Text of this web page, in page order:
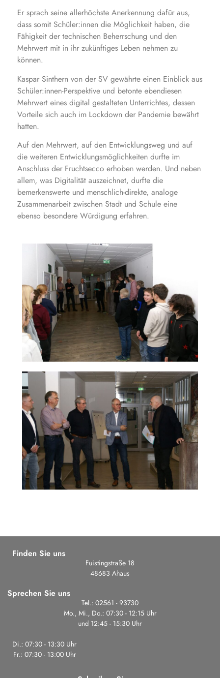
Er sprach seine allerhöchste Anerkennung dafür aus,
dass somit Schüler:innen die Möglichkeit haben, die
Fähigkeit der technischen Beherrschung und den
Mehrwert mit in ihr zukünftiges Leben nehmen zu
können.
Kaspar Sinthern von der SV gewährte einen Einblick aus
Schüler:innen-Perspektive und betonte ebendiesen
Mehrwert eines digital gestalteten Unterrichtes, dessen
Vorteile sich auch im Lockdown der Pandemie bewährt
hatten.
Auf den Mehrwert, auf den Entwicklungsweg und auf
die weiteren Entwicklungsmöglichkeiten durfte im
Anschluss der Fruchtsecco erhoben werden. Und neben
allem, was Digitalität auszeichnet, durfte die
bemerkenswerte und menschlich-direkte, analoge
Zusammenarbeit zwischen Stadt und Schule eine
ebenso besondere Würdigung erfahren.
Finden Sie uns
Fuistingstraße 18
48683 Ahaus
Sprechen Sie uns
Tel.: 02561 - 93730
Mo., Mi., Do.: 07:30 - 12:15 Uhr
und 12:45 - 15:30 Uhr
Di.: 07:30 - 13:30 Uhr
Fr.: 07:30 - 13:00 Uhr